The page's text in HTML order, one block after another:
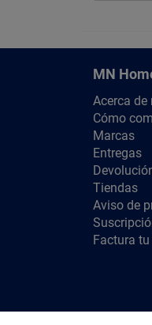
MN
Acerca de
Cómo
Marcas
Entregas
Tiendas
Aviso de
Factura